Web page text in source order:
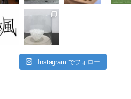
Instagram でフォロー